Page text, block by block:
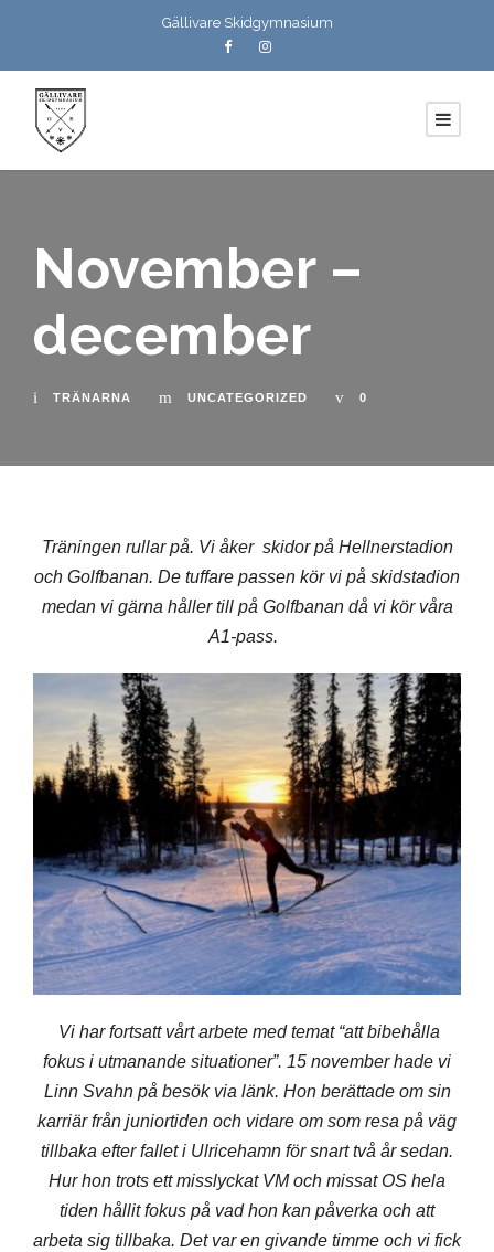
Gällivare Skidgymnasium
November –
december
TRÄNARNA UNCATEGORIZED 0
Träningen rullar på. Vi åker skidor på Hellnerstadion
och Golfbanan. De tuffare passen kör vi på skidstadion
medan vi gärna håller till på Golfbanan då vi kör våra
A1-pass.
Vi har fortsatt vårt arbete med temat “att bibehålla
fokus i utmanande situationer”. 15 november hade vi
Linn Svahn på besök via länk. Hon berättade om sin
karriär från juniortiden och vidare om som resa på väg
tillbaka efter fallet i Ulricehamn för snart två år sedan.
Hur hon trots ett misslyckat VM och missat OS hela
tiden hållit fokus på vad hon kan påverka och att
arbeta sig tillbaka. Det var en givande timme och vi fick